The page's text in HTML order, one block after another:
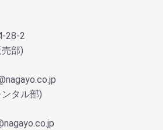
28-2
部)
タル部)